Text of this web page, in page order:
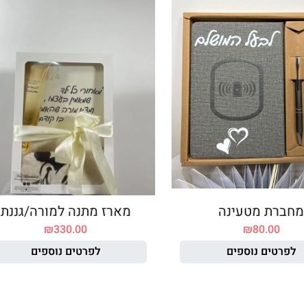
מחברת מטעינה
₪80.00
לפרטים נוספים
מארז מתנה למורה/גננת
₪330.00
לפרטים נוספים